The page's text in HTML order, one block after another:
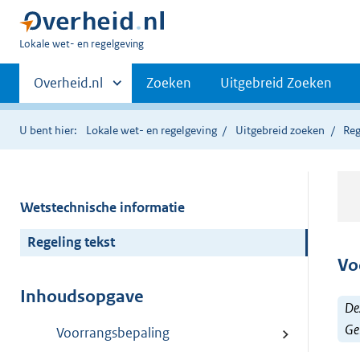
U
hier:
Lokale wet- en regelgeving
Primaire
navigatie
Andere
sites
binnen
Overheid.nl Zoeken Uitgebreid Zoeken
U bent hier: Lokale wet- en regelgeving Uitgebreid zoeken
Wetstechnische informatie
Regeling tekst
Inhoudsopgave
Voorrangsbepaling